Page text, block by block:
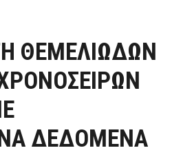
ΘΕΜΕΛΙΩΔΏΝ
ΔΕΔΟΜΈΝΑ